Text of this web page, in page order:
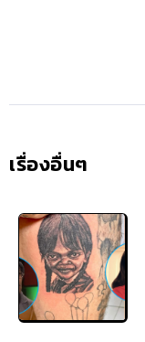
เรื่องอื่นๆ